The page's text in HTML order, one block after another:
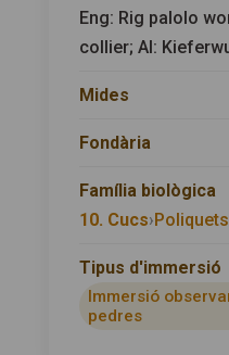
Eng: Rig palolo
collier; Al:
Mides
Fondària
Família biològica
10. Cucs›
Tipus d'immersió
Immersió
pedres